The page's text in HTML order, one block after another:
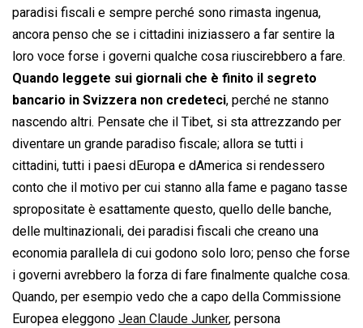
paradisi fiscali e sempre perché sono rimasta ingenua,
ancora penso che se i cittadini iniziassero a far sentire la
loro voce forse i governi qualche cosa riuscirebbero a fare.
Quando leggete sui giornali che è finito il segreto
bancario in Svizzera non credeteci, perché ne stanno
nascendo altri. Pensate che il Tibet, si sta attrezzando per
diventare un grande paradiso fiscale; allora se tutti i
cittadini, tutti i paesi dEuropa e dAmerica si rendessero
conto che il motivo per cui stanno alla fame e pagano tasse
spropositate è esattamente questo, quello delle banche,
delle multinazionali, dei paradisi fiscali che creano una
economia parallela di cui godono solo loro; penso che forse
i governi avrebbero la forza di fare finalmente qualche cosa.
Quando, per esempio vedo che a capo della Commissione
Europea eleggono Jean Claude Junker, persona